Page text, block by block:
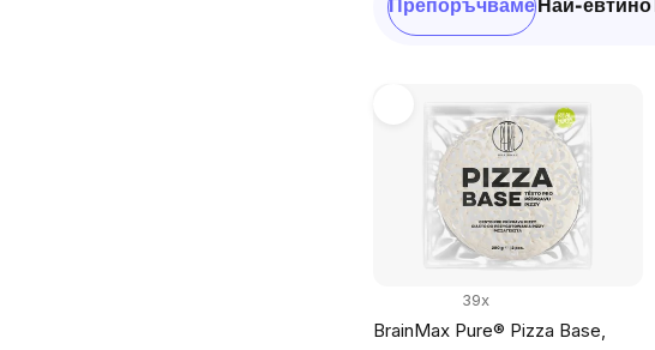
на
Препоръчваме Най-евтино
products
BrainMax Pure® Pizza Base,
39x